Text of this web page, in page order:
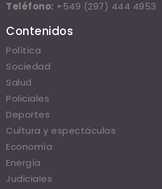
Teléfono: +549 (297) 444 4953
Contenidos
Política
Sociedad
Salud
Policiales
Deportes
Cultura y espectáculos
Economía
Energía
Judiciales